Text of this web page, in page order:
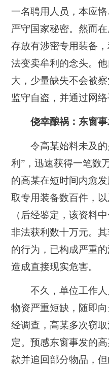
一名聘用人员，本应
严守国家秘密。然而
存放有涉密专用装备
法变卖牟利的念头。
大，少量缺失不会被
监守自盗，并通过网络
侥幸酿祸：东窗
令高某始料未及的
利”，迅速获得一笔数
的高某在短时间内愈
取专用装备数百件，
（后经鉴定，该资料
非法获利数十万元。
的行为，已构成严重
造成直接现实危害。
不久，单位工作人
物资严重短缺，随即
经调查，高某多次窃
定。预感东窗事发的
款并追回部分物品，